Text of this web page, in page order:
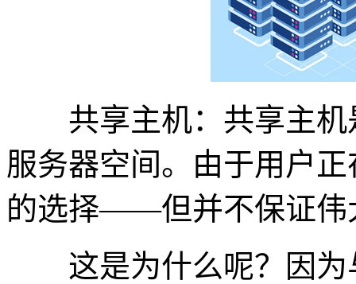
共享主机：共享主机
服务器空间。由于用户
的选择——但并不保证伟
这是为什么呢？因为